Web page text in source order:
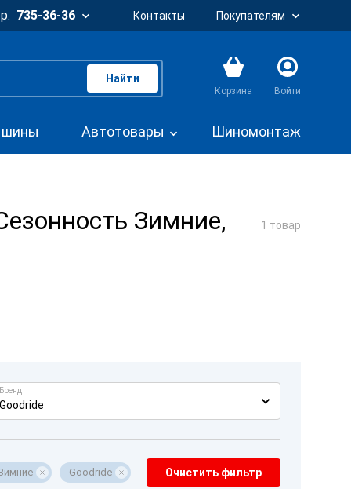
735-36-36 Контакты Покупателям
Найти
Корзина Войти
шины Автотовары Шиномонтаж
Зимние,
1 товар
Бренд
Goodride
Goodride Очистить фильтр